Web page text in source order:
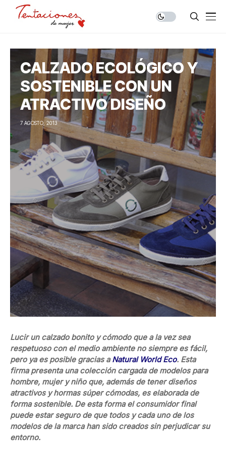
CALZADO ECOLÓGICO Y
SOSTENIBLE CON UN
ATRACTIVO DISEÑO
7 AGOSTO, 2013
Lucir un calzado bonito y cómodo que a la vez sea
respetuoso con el medio ambiente no siempre es fácil,
pero ya es posible gracias aNatural World Eco. Esta
firma presenta una colección cargada de modelos para
hombre, mujer y niño que, además de tener diseños
atractivos y hormas súper cómodas, es elaborada de
forma sostenible. De esta forma el consumidor final
puede estar seguro de que todos y cada uno de los
modelos de la marca han sido creados sin perjudicar su
entorno.